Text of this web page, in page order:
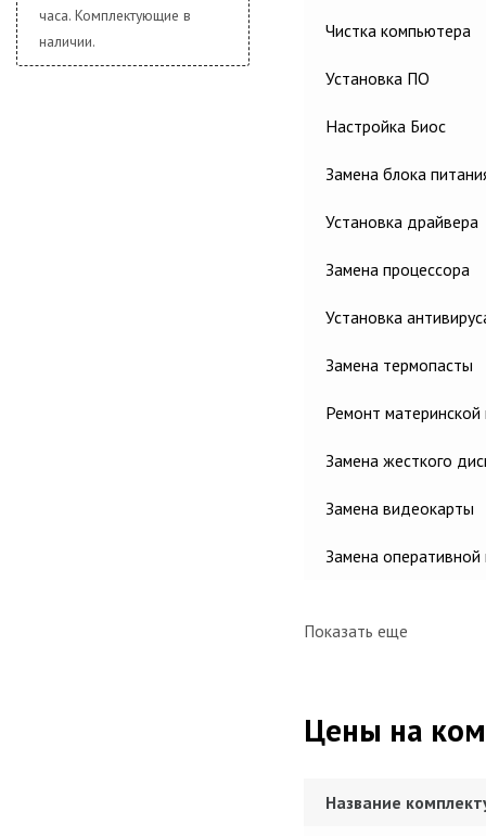
Чистка компьютера
Установка ПО
Настройка Биос
Замена блока
Установка драйвера
Замена процессора
Установка
Замена термопасты
Ремонт материнской
Замена жесткого
Замена видеокарты
Замена оперативной
Показать еще
Цены на
Название
часа. Комплектующие в
наличии.